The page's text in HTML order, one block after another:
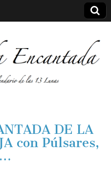
DE LA
con Púlsares,